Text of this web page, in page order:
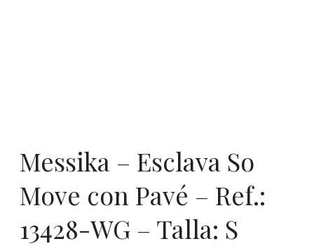
Messika – Esclava So
Move con Pavé – Ref.:
13428-WG – Talla: S